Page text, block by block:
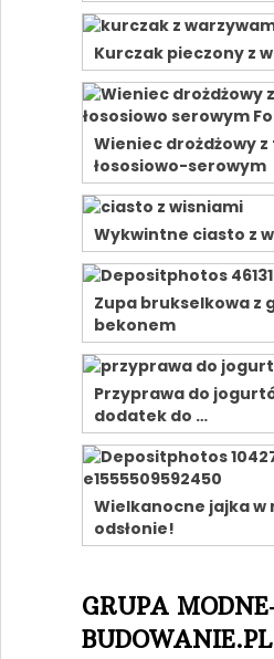
Kurczak pieczony z
Wieniec drożdżowy
łososiowo-serowym
Wykwintne ciasto z
Zupa brukselkowa z
bekonem
Przyprawa do
dodatek do …
Wielkanocne jajka w
odsłonie!
GRUPA